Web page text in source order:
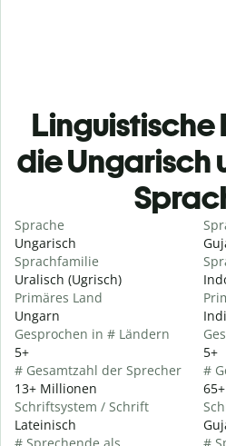
Linguistische
die Ungarisch
Sprache
Ungarisch
Sprachfamilie
Uralisch (Ugrisch)
Primäres Land
Ungarn
Gesprochen in # Ländern
5+
# Gesamtzahl der Sprecher
13+ Millionen
Schriftsystem / Schrift
Lateinisch
5+
#